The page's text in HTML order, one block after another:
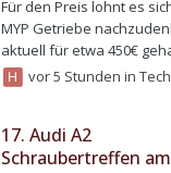
Für den Preis lohnt es
MYP Getriebe
aktuell für etwa 450€
vor 5 Stunden in
17. Audi A2
Schraubertreffen am